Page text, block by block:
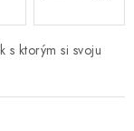
s ktorým si svoju